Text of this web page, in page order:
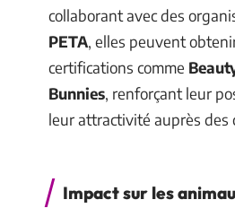
collaborant avec des
PETA, elles peuvent
certifications comme
Bunnies, renforçant leur
leur attractivité auprès des
Impact sur les